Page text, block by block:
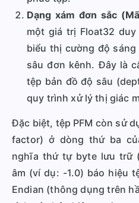
Dạng xám đơn sắc
một giá trị Float32
biểu thị cường độ
sâu đơn kênh. Đây là
tệp bản đồ độ sâu
quy trình xử lý thị giác
Đặc biệt, tệp PFM còn sử
factor) ở dòng thứ ba
nghĩa thứ tự byte lưu trữ
âm (ví dụ: -1.0) báo hiệu
Endian (thông dụng trên